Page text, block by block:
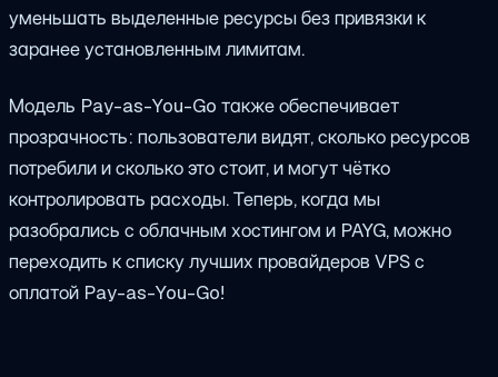
уменьшать выделенные ресурсы без привязки к
заранее установленным лимитам.
Модель Pay-as-You-Go также обеспечивает
прозрачность: пользователи видят, сколько ресурсов
потребили и сколько это стоит, и могут чётко
контролировать расходы. Теперь, когда мы
разобрались с облачным хостингом и PAYG, можно
переходить к списку лучших провайдеров VPS с
оплатой Pay-as-You-Go!